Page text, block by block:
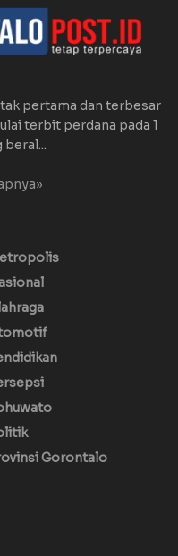
pertama dan terbesar
terbit perdana pada 1
beral...
Gorontalo